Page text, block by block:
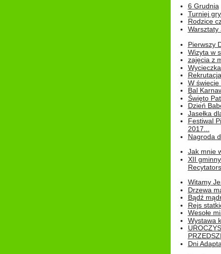
6 Grudnia
Turniej
Rodzice
Warsztaty
Pierwszy
Wizyta w
zajęcia z
W świecie
Bal
Święto
Dzień
Jasełka
Festiwal
2017...
Nagroda
Jak mnie
XII
Witamy
Drzewa
Bądź
Rejs
Wesołe
Wystawa
Dni